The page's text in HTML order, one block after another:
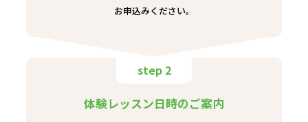
お申込みください。
step 2
体験レッスン日時のご案内